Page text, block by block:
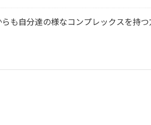
も自分達の様なコンプレックスを持